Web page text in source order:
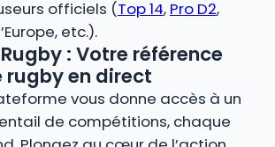
officiels (Top 14, Pro D2,
etc.).
: Votre référence
rugby en direct
vous donne accès à un
de compétitions, chaque